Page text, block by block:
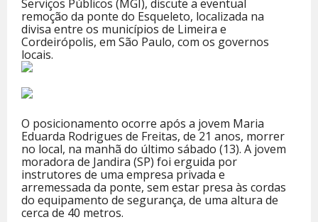
Serviços Públicos (MGI), discute a eventual
remoção da ponte do Esqueleto, localizada na
divisa entre os municípios de Limeira e
Cordeirópolis, em São Paulo, com os governos
locais.
O posicionamento ocorre após a jovem Maria
Eduarda Rodrigues de Freitas, de 21 anos, morrer
no local, na manhã do último sábado (13). A jovem
moradora de Jandira (SP) foi erguida por
instrutores de uma empresa privada e
arremessada da ponte, sem estar presa às cordas
do equipamento de segurança, de uma altura de
cerca de 40 metros.